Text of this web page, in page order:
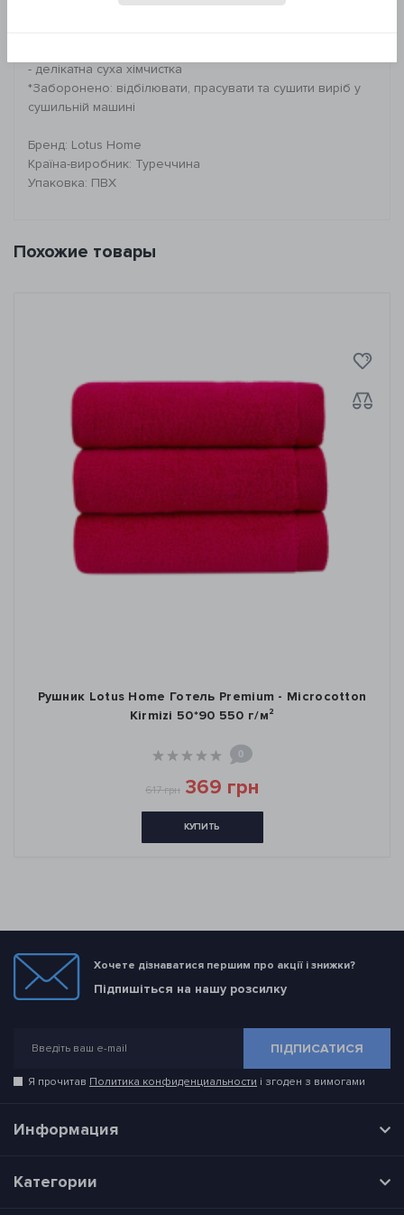
- делікатна суха хімчистка
*Заборонено: відбілювати, прасувати та сушити виріб у
сушильній машині
Бренд: Lotus Home
Країна-виробник: Туреччина
Упаковка: ПВХ
Похожие товары
Рушник Lotus Home Готель Premium - Microcotton
Kirmizi 50*90 550 г/м²
0
617 грн 369 грн
КУПИТЬ
Хочете дізнаватися першим про акції і знижки?
Підпишіться на нашу розсилку
ПІДПИСАТИСЯ
Я прочитав Политика конфиденциальности і згоден з вимогами
Информация
Категории